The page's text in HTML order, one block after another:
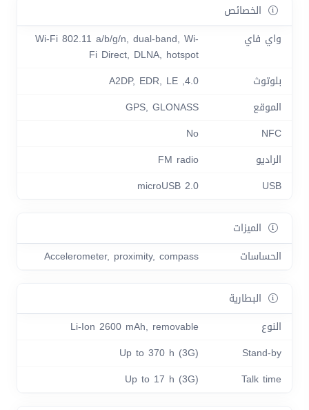
الخصائص
واي فاي
Wi-Fi 802.11 a/b/g/n, dual-band, Wi-
Fi Direct, DLNA, hotspot
بلوتوث
4.0, A2DP, EDR, LE
الموقع
GPS, GLONASS
NFC
No
الراديو
FM radio
USB
microUSB 2.0
الميزات
الحساسات
Accelerometer, proximity, compass
البطارية
النوع
Li-Ion 2600 mAh, removable
Stand-by
Up to 370 h (3G)
Talk time
Up to 17 h (3G)